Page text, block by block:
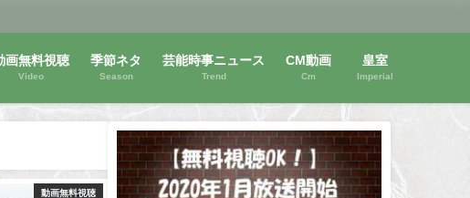
画無料視聴
Video
季節ネタ
Season
芸能時事ニュース
Trend
CM動画
Cm
皇室
Imperial
動画無料視聴 動画無料視聴